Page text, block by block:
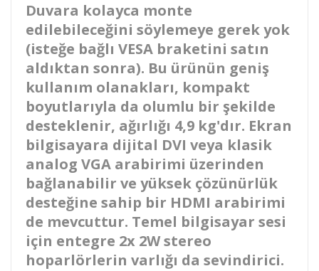
Duvara kolayca monte
edilebileceğini söylemeye gerek yok
(isteğe bağlı VESA braketini satın
aldıktan sonra). Bu ürünün geniş
kullanım olanakları, kompakt
boyutlarıyla da olumlu bir şekilde
desteklenir, ağırlığı 4,9 kg'dır. Ekran
bilgisayara dijital DVI veya klasik
analog VGA arabirimi üzerinden
bağlanabilir ve yüksek çözünürlük
desteğine sahip bir HDMI arabirimi
de mevcuttur. Temel bilgisayar sesi
için entegre 2x 2W stereo
hoparlörlerin varlığı da sevindirici.